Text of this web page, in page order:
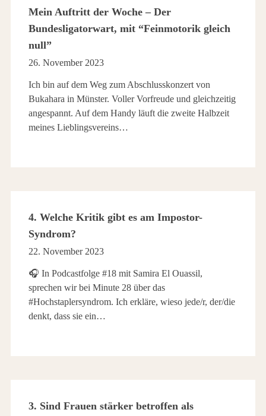
Mein Auftritt der Woche – Der
Bundesligatorwart, mit “Feinmotorik gleich
null”
26. November 2023
Ich bin auf dem Weg zum Abschlusskonzert von
Bukahara in Münster. Voller Vorfreude und gleichzeitig
angespannt. Auf dem Handy läuft die zweite Halbzeit
meines Lieblingsvereins…
4. Welche Kritik gibt es am Impostor-
Syndrom?
22. November 2023
🎧 In Podcastfolge #18 mit Samira El Ouassil,
sprechen wir bei Minute 28 über das
#Hochstaplersyndrom. Ich erkläre, wieso jede/r, der/die
denkt, dass sie ein…
3. Sind Frauen stärker betroffen als